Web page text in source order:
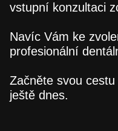
vstupní konzultaci
Navíc Vám ke
profesionální
Začněte svou
ještě dnes.